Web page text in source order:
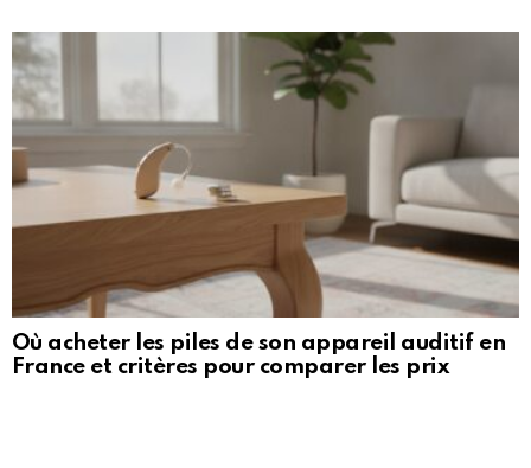
Où acheter les piles de son appareil auditif en
France et critères pour comparer les prix